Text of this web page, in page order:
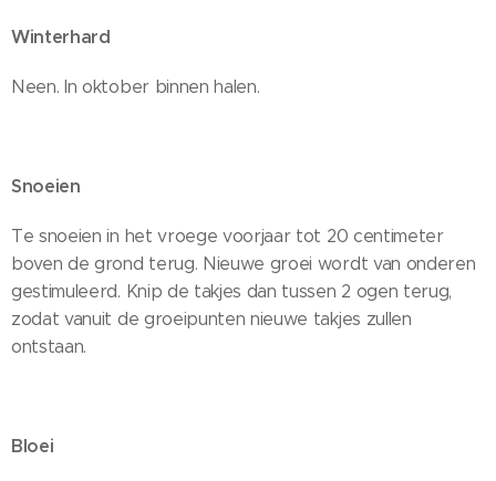
Winterhard
Neen. In oktober binnen halen.
Snoeien
Te snoeien in het vroege voorjaar tot 20 centimeter
boven de grond terug. Nieuwe groei wordt van onderen
gestimuleerd. Knip de takjes dan tussen 2 ogen terug,
zodat vanuit de groeipunten nieuwe takjes zullen
ontstaan.
Bloei